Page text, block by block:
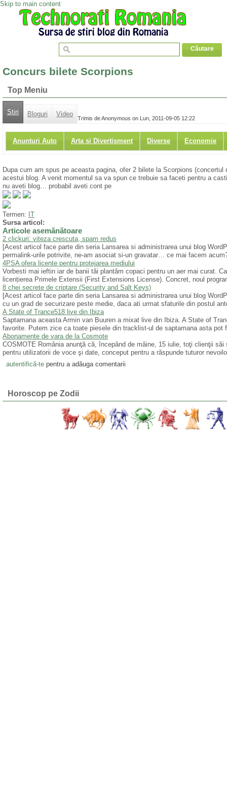
Skip to main content
Concurs bilete Scorpions
Top Meniu
Stiri Bloguri Video
Anunturi Auto Arta si Divertisment Diverse Economie
Trimis de Anonymous on Lun, 2011-09-05 12:22
Dupa cum am spus pe aceasta pagina, ofer 2 bilete la Scorpions
acestui blog. A venit momentul sa va spun ce trebuie sa faceti pentru a
nu aveti blog… probabil aveti cont pe
Termen: IT
Sursa articol:
Articole asemănătoare
2 clickuri: viteza crescuta, spam redus
[Acest articol face parte din seria Lansarea si administrarea unui blog
permalink-urile potrivite, ne-am asociat si-un gravatar… ce mai facem
4PSA ofera licente pentru protejarea mediului
Vorbesti mai ieftin iar de banii tăi plantăm copaci pentru un aer mai curat.
licențierea Primele Extensii (First Extensions License). Concret, noul
8 chei secrete de criptare (Security and Salt Keys)
[Acest articol face parte din seria Lansarea si administrarea unui blog
cu un grad de securizare peste medie, daca ati urmat sfaturile din postul
A State of Trance518 live din Ibiza
Saptamana aceasta Armin van Buuren a mixat live din Ibiza. A State of
favorite. Putem zice ca toate piesele din tracklist-ul de saptamana asta
Abonamente de vara de la Cosmote
COSMOTE România anunţă că, începând de mâine, 15 iulie, toţi clienţii
pentru utilizatorii de voce şi date, conceput pentru a răspunde tuturor
autentifică-tepentru a adăuga comentarii
Horoscop pe Zodii